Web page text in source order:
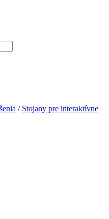
/ Stojany pre interaktívne